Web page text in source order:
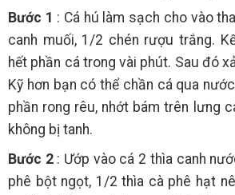
Bước 1 : Cá hú làm sạch cho vào
canh muối, 1/2 chén rượu trắng.
hết phần cá trong vài phút. Sau đó
Kỹ hơn bạn có thể chần cá qua
phần rong rêu, nhớt bám trên lưng
không bị tanh.
Bước 2: Ướp vào cá 2 thìa canh
phê bột ngọt, 1/2 thìa cà phê hạt